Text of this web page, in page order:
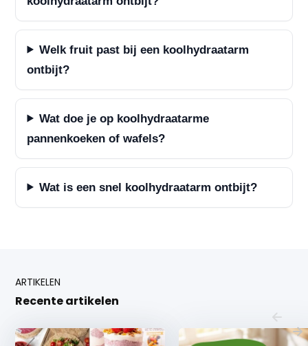
Welk fruit past bij een koolhydraatarm
ontbijt?
Wat doe je op koolhydraatarme
pannenkoeken of wafels?
Wat is een snel koolhydraatarm ontbijt?
ARTIKELEN
Recente artikelen